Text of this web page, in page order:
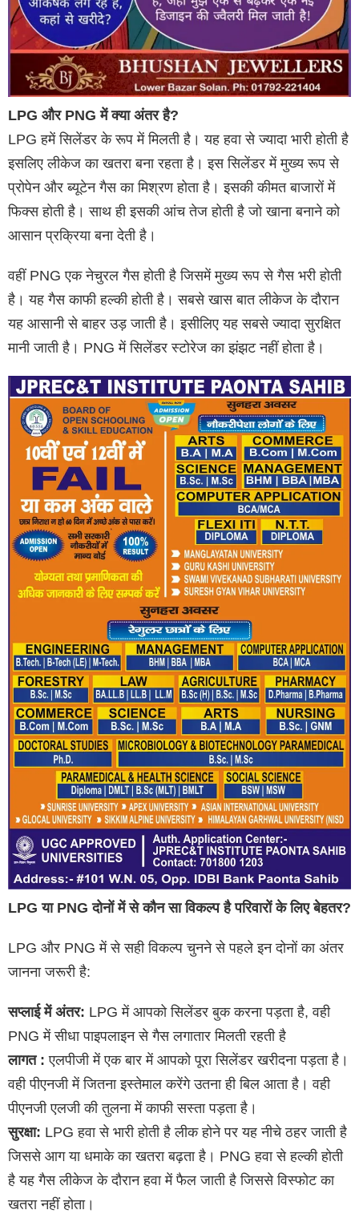
LPG और PNG में क्या अंतर है?
LPG हमें सिलेंडर के रूप में मिलती है। यह हवा से ज्यादा भारी होती है
इसलिए लीकेज का खतरा बना रहता है। इस सिलेंडर में मुख्य रूप से
प्रोपेन और ब्यूटेन गैस का मिश्रण होता है। इसकी कीमत बाजारों में
फिक्स होती है। साथ ही इसकी आंच तेज होती है जो खाना बनाने को
आसान प्रक्रिया बना देती है।
वहीं PNG एक नेचुरल गैस होती है जिसमें मुख्य रूप से गैस भरी होती
है। यह गैस काफी हल्की होती है। सबसे खास बात लीकेज के दौरान
यह आसानी से बाहर उड़ जाती है। इसीलिए यह सबसे ज्यादा सुरक्षित
मानी जाती है। PNG में सिलेंडर स्टोरेज का झंझट नहीं होता है।
LPG या PNG दोनों में से कौन सा विकल्प है परिवारों के लिए बेहतर?
LPG और PNG में से सही विकल्प चुनने से पहले इन दोनों का अंतर
जानना जरूरी है:
सप्लाई में अंतर: LPG में आपको सिलेंडर बुक करना पड़ता है, वही
PNG में सीधा पाइपलाइन से गैस लगातार मिलती रहती है
लागत : एलपीजी में एक बार में आपको पूरा सिलेंडर खरीदना पड़ता है।
वही पीएनजी में जितना इस्तेमाल करेंगे उतना ही बिल आता है। वही
पीएनजी एलजी की तुलना में काफी सस्ता पड़ता है।
सुरक्षा: LPG हवा से भारी होती है लीक होने पर यह नीचे ठहर जाती है
जिससे आग या धमाके का खतरा बढ़ता है। PNG हवा से हल्की होती
है यह गैस लीकेज के दौरान हवा में फैल जाती है जिससे विस्फोट का
खतरा नहीं होता।